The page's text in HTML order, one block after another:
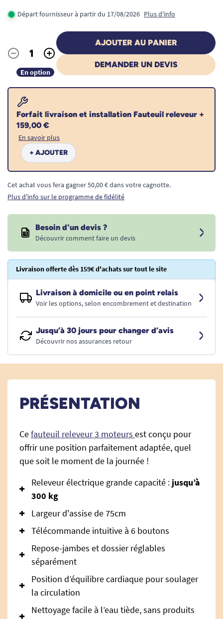
Départ fournisseur à partir du 17/08/2026 Plus d'info
Quantité
- +
AJOUTER AU PANIER
DEMANDER UN DEVIS
En option
Forfait livraison et installation Fauteuil releveur +
159,00 €
En savoir plus
+ AJOUTER
Cet achat vous fera gagner 50,00 € dans votre cagnotte.
Plus d'info sur le programme de fidélité
Besoin d'un devis ?
Découvrir comment faire un devis
Livraison offerte dès 159€ d'achats sur tout le site
Livraison à domicile ou en point relais
Voir les options, selon encombrement et destination
Jusqu’à 30 jours pour changer d’avis
Découvrir nos assurances retour
PRÉSENTATION
Cefauteuil releveur 3 moteurs est conçu pour
offrir une position parfaitement adaptée, quel
que soit le moment de la journée !
Releveur électrique grande capacité : jusqu’à
300 kg
Largeur d'assise de 75cm
Télécommande intuitive à 6 boutons
Repose-jambes et dossier réglables
séparément
Position d’équilibre cardiaque pour soulager
la circulation
Nettoyage facile à l’eau tiède, sans produits